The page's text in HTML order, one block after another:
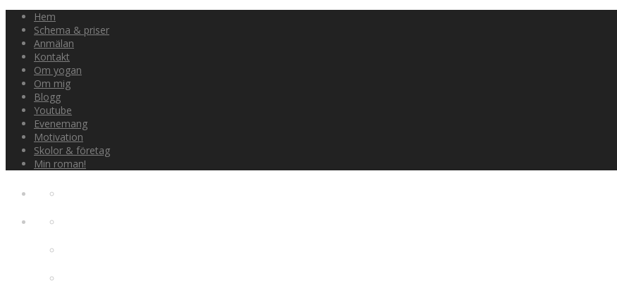
Hem
Schema & priser
Anmälan
Kontakt
Om yogan
Om mig
Blogg
Youtube
Evenemang
Motivation
Skolor & företag
Min roman!